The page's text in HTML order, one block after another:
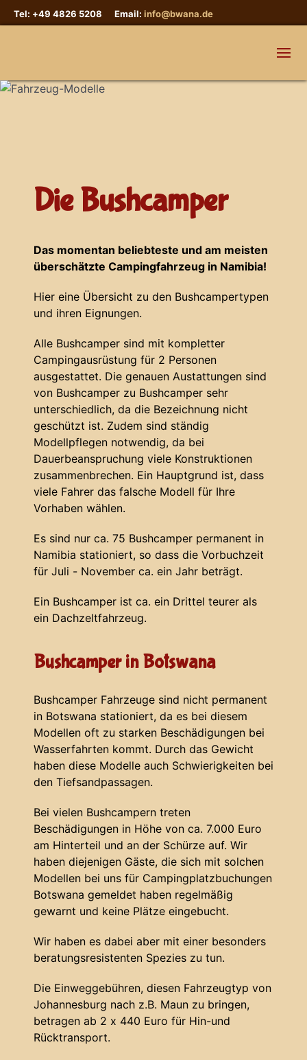
Tel: +49 4826 5208 Email: info@bwana.de
Die Bushcamper
Das momentan beliebteste und am meisten
überschätzte Campingfahrzeug in Namibia!
Hier eine Übersicht zu den Bushcampertypen
und ihren Eignungen.
Alle Bushcamper sind mit kompletter
Campingausrüstung für 2 Personen
ausgestattet. Die genauen Austattungen sind
von Bushcamper zu Bushcamper sehr
unterschiedlich, da die Bezeichnung nicht
geschützt ist. Zudem sind ständig
Modellpflegen notwendig, da bei
Dauerbeanspruchung viele Konstruktionen
zusammenbrechen. Ein Hauptgrund ist, dass
viele Fahrer das falsche Modell für Ihre
Vorhaben wählen.
Es sind nur ca. 75 Bushcamper permanent in
Namibia stationiert, so dass die Vorbuchzeit
für Juli - November ca. ein Jahr beträgt.
Ein Bushcamper ist ca. ein Drittel teurer als
ein Dachzeltfahrzeug.
Bushcamper in Botswana
Bushcamper Fahrzeuge sind nicht permanent
in Botswana stationiert, da es bei diesem
Modellen oft zu starken Beschädigungen bei
Wasserfahrten kommt. Durch das Gewicht
haben diese Modelle auch Schwierigkeiten bei
den Tiefsandpassagen.
Bei vielen Bushcampern treten
Beschädigungen in Höhe von ca. 7.000 Euro
am Hinterteil und an der Schürze auf. Wir
haben diejenigen Gäste, die sich mit solchen
Modellen bei uns für Campingplatzbuchungen
Botswana gemeldet haben regelmäßig
gewarnt und keine Plätze eingebucht.
Wir haben es dabei aber mit einer besonders
beratungsresistenten Spezies zu tun.
Die Einweggebühren, diesen Fahrzeugtyp von
Johannesburg nach z.B. Maun zu bringen,
betragen ab 2 x 440 Euro für Hin-und
Rücktransport.